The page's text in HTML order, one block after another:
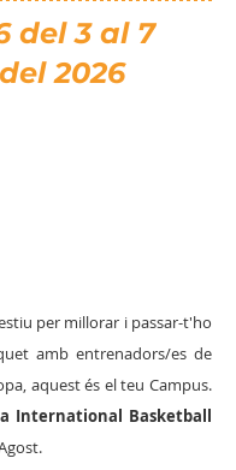
del 3 al 7
2026
per millorar i passar-t'ho
amb entrenadors/es de
aquest és el teu Campus.
International Basketball